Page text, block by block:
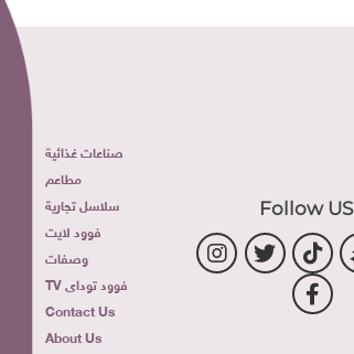
Follow US
صناعات غذائية
مطاعم
سلاسل تجارية
فوود لايت
وصفات
فوود توداى TV
Contact Us
About Us